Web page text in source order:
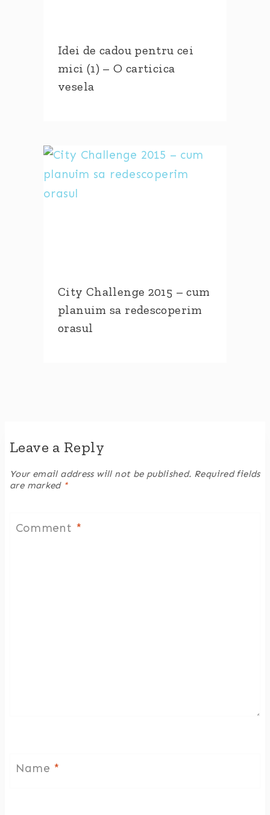
Idei de cadou pentru cei
mici (1) – O carticica
vesela
City Challenge 2015 – cum
planuim sa redescoperim
orasul
Leave a Reply
Your email address will not be published. Required fields
are marked *
Comment *
Name *